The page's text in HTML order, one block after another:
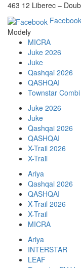
463 12 Liberec –
Facebook
Modely
MICRA
Juke 2026
Juke
Qashqai 2026
QASHQAI
Townstar Combi
Juke 2026
Juke
Qashqai 2026
QASHQAI
X-Trail 2026
X-Trail
Ariya
Qashqai 2026
QASHQAI
X-Trail 2026
X-Trail
MICRA
Ariya
INTERSTAR
LEAF